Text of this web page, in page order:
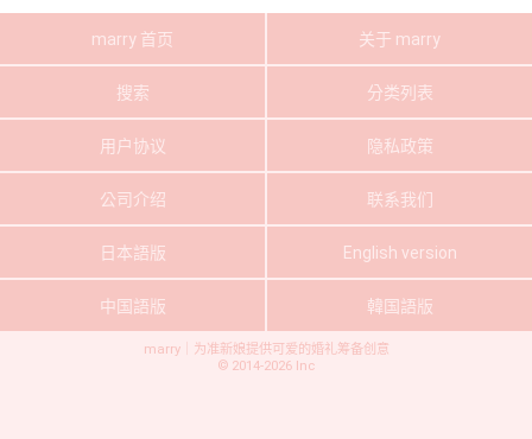
marry 首页 关于 marry
搜索 分类列表
用户协议 隐私政策
公司介绍 联系我们
日本語版 English version
中国語版 韓国語版
marry｜为准新娘提供可爱的婚礼筹备创意
© 2014-2026 Inc